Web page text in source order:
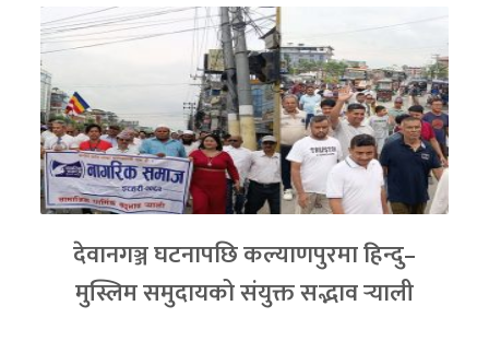
देवानगञ्ज घटनापछि कल्याणपुरमा हिन्दु–
मुस्लिम समुदायको संयुक्त सद्भाव र्‍याली